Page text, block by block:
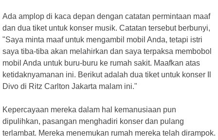
Ada amplop di kaca depan dengan catatan permintaan maaf
dan dua tiket untuk konser musik. Catatan tersebut berbunyi,
"Saya minta maaf untuk mengambil mobil Anda, tetapi istri
saya tiba-tiba akan melahirkan dan saya terpaksa membobol
mobil Anda untuk buru-buru ke rumah sakit. Maafkan atas
ketidaknyamanan ini. Berikut adalah dua tiket untuk konser Il
Divo di Ritz Carlton Jakarta malam ini."
Kepercayaan mereka dalam hal kemanusiaan pun
dipulihkan, pasangan menghadiri konser dan pulang
terlambat. Mereka menemukan rumah mereka telah dirampok.